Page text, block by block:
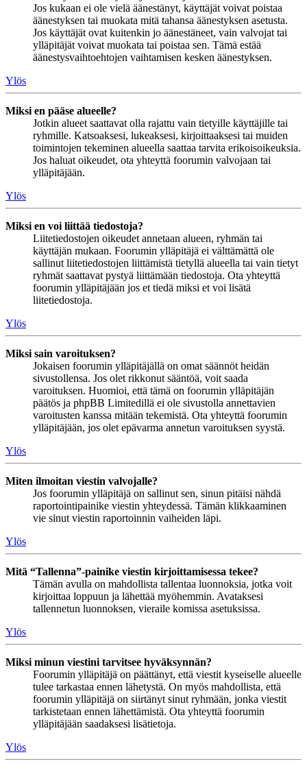
Jos kukaan ei ole vielä äänestänyt, käyttäjät voivat poistaa
äänestyksen tai muokata mitä tahansa äänestyksen asetusta.
Jos käyttäjät ovat kuitenkin jo äänestäneet, vain valvojat tai
ylläpitäjät voivat muokata tai poistaa sen. Tämä estää
äänestysvaihtoehtojen vaihtamisen kesken äänestyksen.
Ylös
Miksi en pääse alueelle?
Jotkin alueet saattavat olla rajattu vain tietyille käyttäjille tai
ryhmille. Katsoaksesi, lukeaksesi, kirjoittaaksesi tai muiden
toimintojen tekeminen alueella saattaa tarvita erikoisoikeuksia.
Jos haluat oikeudet, ota yhteyttä foorumin valvojaan tai
ylläpitäjään.
Ylös
Miksi en voi liittää tiedostoja?
Liitetiedostojen oikeudet annetaan alueen, ryhmän tai
käyttäjän mukaan. Foorumin ylläpitäjä ei välttämättä ole
sallinut liitetiedostojen liittämistä tietyllä alueella tai vain tietyt
ryhmät saattavat pystyä liittämään tiedostoja. Ota yhteyttä
foorumin ylläpitäjään jos et tiedä miksi et voi lisätä
liitetiedostoja.
Ylös
Miksi sain varoituksen?
Jokaisen foorumin ylläpitäjällä on omat säännöt heidän
sivustollensa. Jos olet rikkonut sääntöä, voit saada
varoituksen. Huomioi, että tämä on foorumin ylläpitäjän
päätös ja phpBB Limitedillä ei ole sivustolla annettavien
varoitusten kanssa mitään tekemistä. Ota yhteyttä foorumin
ylläpitäjään, jos olet epävarma annetun varoituksen syystä.
Ylös
Miten ilmoitan viestin valvojalle?
Jos foorumin ylläpitäjä on sallinut sen, sinun pitäisi nähdä
raportointipainike viestin yhteydessä. Tämän klikkaaminen
vie sinut viestin raportoinnin vaiheiden läpi.
Ylös
Mitä “Tallenna”-painike viestin kirjoittamisessa tekee?
Tämän avulla on mahdollista tallentaa luonnoksia, jotka voit
kirjoittaa loppuun ja lähettää myöhemmin. Avataksesi
tallennetun luonnoksen, vieraile komissa asetuksissa.
Ylös
Miksi minun viestini tarvitsee hyväksynnän?
Foorumin ylläpitäjä on päättänyt, että viestit kyseiselle alueelle
tulee tarkastaa ennen lähetystä. On myös mahdollista, että
foorumin ylläpitäjä on siirtänyt sinut ryhmään, jonka viestit
tarkistetaan ennen lähettämistä. Ota yhteyttä foorumin
ylläpitäjään saadaksesi lisätietoja.
Ylös